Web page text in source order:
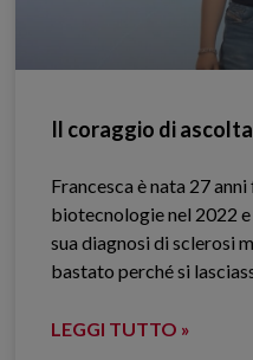
Il coraggio di
Francesca è nata 27 anni
biotecnologie nel 2022
sua diagnosi di sclerosi
bastato perché si
LEGGI TUTTO »